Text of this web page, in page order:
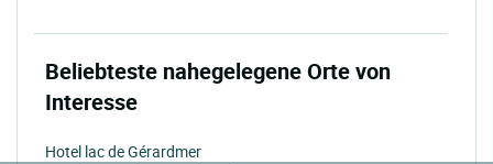
Beliebteste nahegelegene Orte von
Interesse
Hotel lac de Gérardmer